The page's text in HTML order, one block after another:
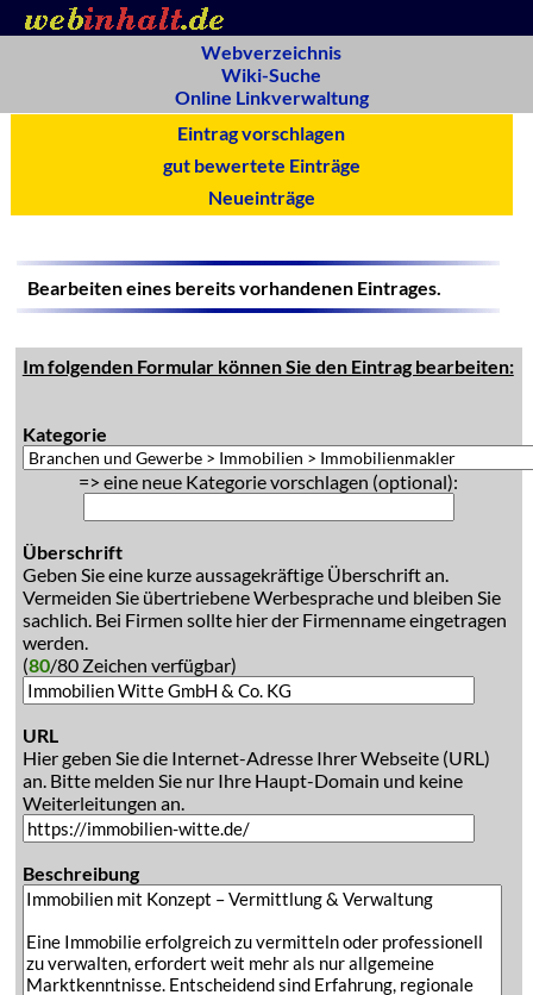
Webverzeichnis
Wiki-Suche
Online Linkverwaltung
Eintrag vorschlagen
gut bewertete Einträge
Neueinträge
Bearbeiten eines bereits vorhandenen Eintrages.
Im folgenden Formular können Sie den Eintrag bearbeiten:
Kategorie
=> eine neue Kategorie vorschlagen (optional):
Überschrift
Geben Sie eine kurze aussagekräftige Überschrift an.
Vermeiden Sie übertriebene Werbesprache und bleiben Sie
sachlich. Bei Firmen sollte hier der Firmenname eingetragen
werden.
(80/80 Zeichen verfügbar)
URL
Hier geben Sie die Internet-Adresse Ihrer Webseite (URL)
an. Bitte melden Sie nur Ihre Haupt-Domain und keine
Weiterleitungen an.
Beschreibung